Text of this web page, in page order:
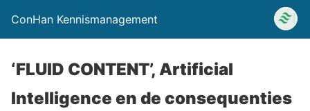
ConHan Kennismanagement
‘FLUID CONTENT’, Artificial
Intelligence en de consequenties